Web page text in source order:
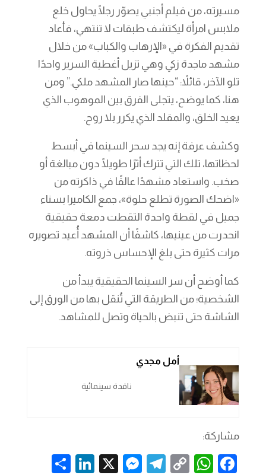
مسيرته، من فيلم أجنبي يصوّر رجلًا يحاول خلع
ملابس امرأة ليكتشف طبقات لا تنتهي، فأعاد
تقديم الفكرة في «الإرهاب والكباب» من خلال
مشهد ماجدة زكي وهي تزيل أغطية السرير واحدًا
تلو الآخر، قائلاً: “حينها صار المشهد ملكي.” ومن
هنا، كما يوضح، يتجلى الفرق بين الموهوب الذي
يعيد الخلق، والمقلد الذي يكرر بلا روح.
وكشف عرفة إنه يجد سحر السينما في أبسط
لحظاتها، تلك التي تترك أثرًا طويلًا دون مبالغة أو
صخب. واستعاد مشهدًا عالقًا في ذاكرته من
«اضحك الصورة تطلع حلوة»، جمع الكاميرا بسناء
جميل في لقطة واحدة التقطت دمعة حقيقية
انحدرت من عينيها، كاشفًا أن المشهد أُعيد تصويره
مرات كثيرة حتى بلغ الإحساس ذروته.
كما أوضح أن سر السينما الحقيقية يبدأ من
الشخصية؛ من الطريقة التي تُنقل بها من الورق إلى
الشاشة حتى تنبض بالحياة وتصل للمشاهد.
أمل مجدي
ناقدة سينمائية
مشاركة:
F
W
C
T
M
X
Li